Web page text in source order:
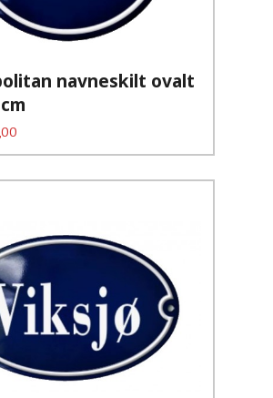
navneskilt ovalt